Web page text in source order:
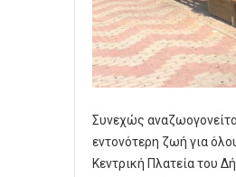
Συνεχώς
εντονότερη ζωή για
Κεντρική Πλατεία του